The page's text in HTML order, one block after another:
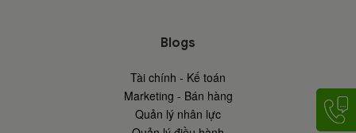
Blogs
Tài chính - Kế toán
Marketing - Bán hàng
Quản lý nhân lực